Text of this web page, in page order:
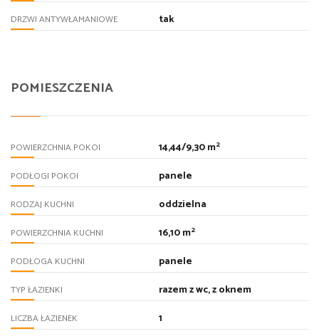
DRZWI ANTYWŁAMANIOWE tak
POMIESZCZENIA
POWIERZCHNIA POKOI 14,44/9,30 m2
PODŁOGI POKOI panele
RODZAJ KUCHNI oddzielna
POWIERZCHNIA KUCHNI 16,10 m2
PODŁOGA KUCHNI panele
TYP ŁAZIENKI razem z wc, z oknem
LICZBA ŁAZIENEK 1